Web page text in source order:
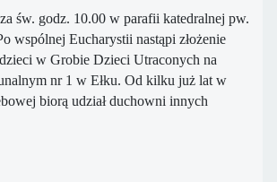
św. godz. 10.00 w parafii katedralnej pw.
wspólnej Eucharystii nastąpi złożenie
w Grobie Dzieci Utraconych na
nr 1 w Ełku. Od kilku już lat w
biorą udział duchowni innych